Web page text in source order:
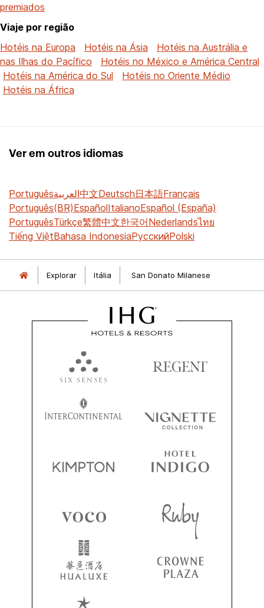
premiados
Viaje por região
Hotéis na Europa
Hotéis na Ásia
Hotéis na Austrália e
nas Ilhas do Pacífico
Hotéis no México e América Central
Hotéis na América do Sul
Hotéis no Oriente Médio
Hotéis na África
Ver em outros idiomas
Portuguêsالعربية中文Deutsch日本語Français
Português(BR)EspañolItalianoEspañol (España)
PortuguêsTürkçe繁體中文한국어Nederlandsไทย
Tiếng ViệtBahasa IndonesiaРусскийPolski
Explorar Itália San Donato Milanese